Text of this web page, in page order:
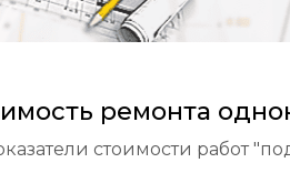
ремонта
стоимости работ